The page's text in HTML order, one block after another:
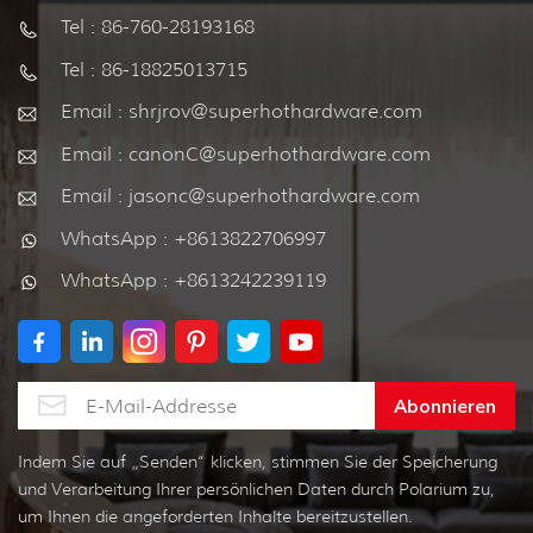
Tel : 86-760-28193168
Tel : 86-18825013715
Email : shrjrov@superhothardware.com
Email : canonC@superhothardware.com
Email : jasonc@superhothardware.com
WhatsApp : +8613822706997
WhatsApp : +8613242239119
Indem Sie auf „Senden“ klicken, stimmen Sie der Speicherung
und Verarbeitung Ihrer persönlichen Daten durch Polarium zu,
um Ihnen die angeforderten Inhalte bereitzustellen.